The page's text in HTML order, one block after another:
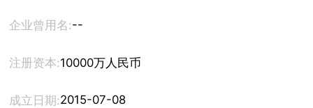
企业曾用名:--
注册资本:10000万人民币
成立日期:2015-07-08